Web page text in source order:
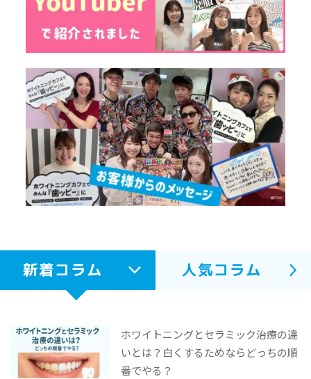
新着コラム 人気コラム
ホワイトニングとセラミック治療の違
いとは？白くするためならどっちの順
番でやる？